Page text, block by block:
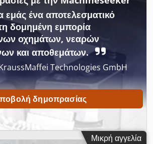
μνήμης - Λειτουργία ανοίγματος
(εσωτερικά) - Σύστημα δοσομέτρησης
εμάς ένα αποτελεσματικό
δομημένη εμπορία
οχημάτων, νεαρών
και αποθεμάτων.
Technologies GmbH
δημοπρασίας
Μικρή αγγελία